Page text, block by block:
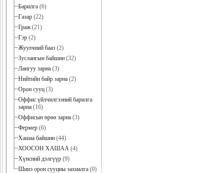
Барилга (6)
Газар (22)
Граж(21)
Гэр (2)
Жуулчний бааз (2)
Зуслангын байшин (32)
Лангуу зарна (3)
Нийтийн байр зарна (2)
Орон сууц (3)
Оффис үйлчилгээний барилга
зарна (16)
Оффисын өрөө зарна (3)
Фермер (6)
Хашаа байшин (44)
ХООСОН ХАШАА (4)
Хүнсний дэлгүүр (9)
Шинэ орон сууцны захиалга (0)